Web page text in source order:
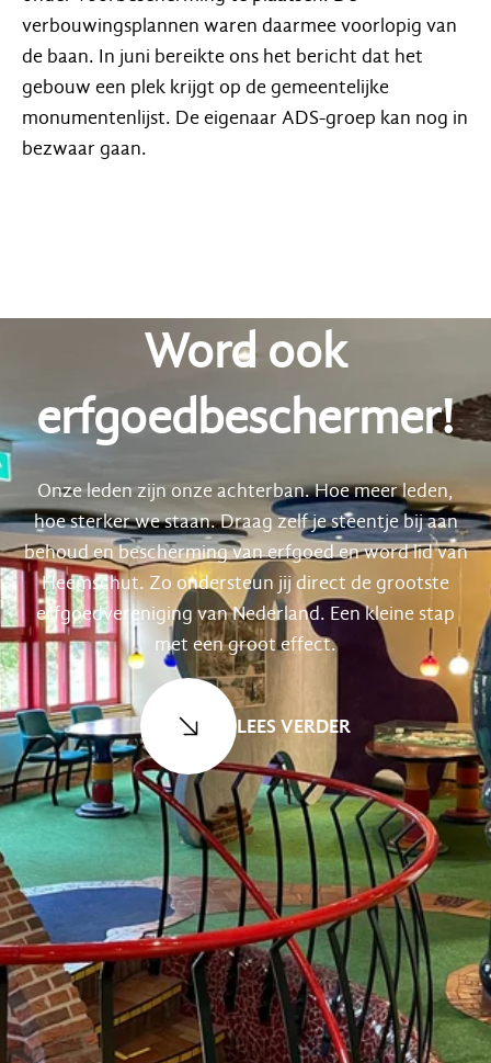
verbouwingsplannen waren daarmee voorlopig van
de baan. In juni bereikte ons het bericht dat het
gebouw een plek krijgt op de gemeentelijke
monumentenlijst. De eigenaar ADS-groep kan nog in
bezwaar gaan.
Word ook
erfgoedbeschermer!
Onze leden zijn onze achterban. Hoe meer leden,
hoe sterker we staan. Draag zelf je steentje bij aan
behoud en bescherming van erfgoed en word lid van
Heemschut. Zo ondersteun jij direct de grootste
erfgoedvereniging van Nederland. Een kleine stap
met een groot effect.
LEES VERDER